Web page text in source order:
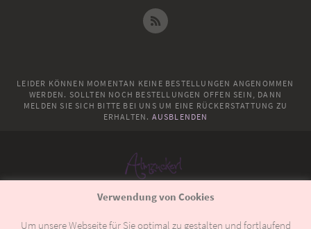
LEIDER KÖNNEN MOMENTAN KEINE BESTELLUNGEN ANGENOMMEN
WERDEN. SOLLTEN NOCH BESTELLUNGEN OFFEN SEIN, DANN
MELDEN SIE SICH BITTE BEI UNS UM EINE RÜCKERSTATTUNG ZU
ERHALTEN. AUSBLENDEN
© 2018Almzuckerl
Verwendung von Cookies
Um unsere Webseite für Sie optimal zu gestalten und fortlaufend